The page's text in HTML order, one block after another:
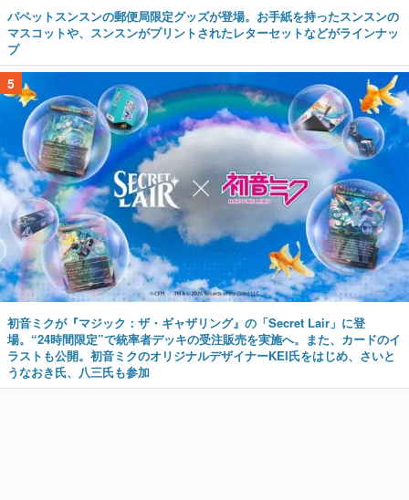
パペットスンスンの郵便局限定グッズが登場。お手紙を持ったスンスンの
マスコットや、スンスンがプリントされたレターセットなどがラインナッ
プ
5
初音ミクが『マジック：ザ・ギャザリング』の「Secret Lair」に登
場。“24時間限定”で統率者デッキの受注販売を実施へ。また、カードのイ
ラストも公開。初音ミクのオリジナルデザイナーKEI氏をはじめ、さいと
うなおき氏、八三氏も参加